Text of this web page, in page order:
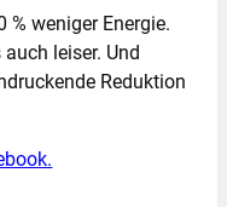
% weniger Energie.
leiser. Und
Reduktion